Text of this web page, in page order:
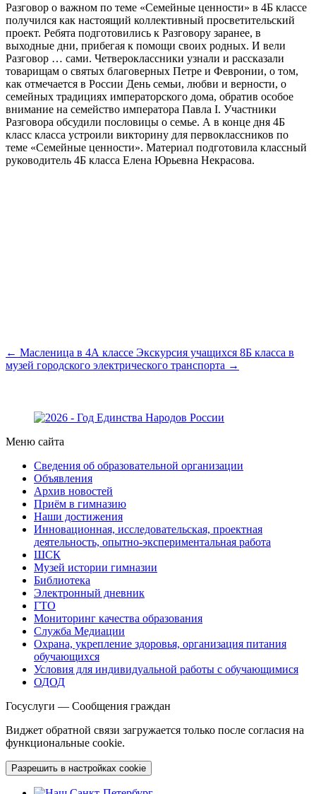
Разговор о важном по теме «Семейные ценности» в 4Б классе
получился как настоящий коллективный просветительский
проект. Ребята подготовились к Разговору заранее, в
выходные дни, прибегая к помощи своих родных. И вели
Разговор … сами. Четвероклассники узнали и рассказали
товарищам о святых благоверных Петре и Февронии, о том,
как отмечается в России День семьи, любви и верности, о
семейных традициях императорского дома, обратив особое
внимание на семейство императора Павла I. Участники
Разговора обсудили пословицы о семье. А в конце дня 4Б
класс класса устроили викторину для первоклассников по
теме «Семейные ценности». Материал подготовила классный
руководитель 4Б класса Елена Юрьевна Некрасова.
← Масленица в 4А классе Экскурсия учащихся 8Б класса в
музей городского электрического транспорта →
Меню сайта
Сведения об образовательной организации
Объявления
Архив новостей
Приём в гимназию
Наши достижения
Инновационная, исследовательская, проектная
деятельность, опытно-экспериментальная работа
ШСК
Музей истории гимназии
Библиотека
Электронный дневник
ГТО
Мониторинг качества образования
Служба Медиации
Охрана, укрепление здоровья, организация питания
обучающихся
Условия для индивидуальной работы с обучающимися
ОДОД
Госуслуги — Сообщения граждан
Виджет обратной связи загружается только после согласия на
функциональные cookie.
Разрешить в настройках cookie